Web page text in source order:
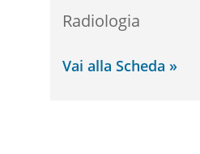
Radiologia
Vai alla Scheda »